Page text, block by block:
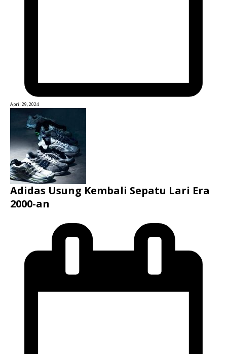
April 29, 2024
Adidas Usung Kembali Sepatu Lari Era
2000-an